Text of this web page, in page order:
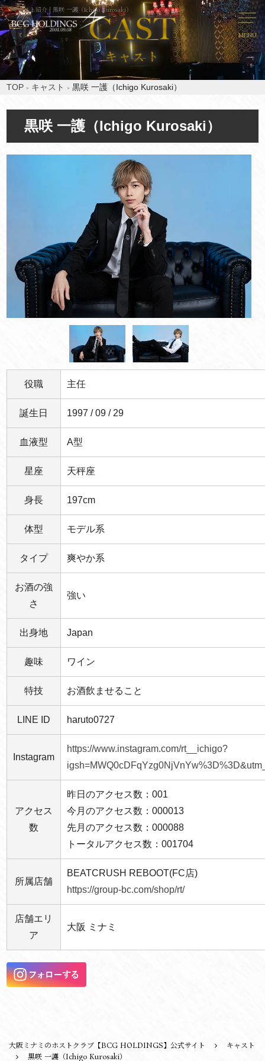
キャスト紹介 | 黒咲 一護（Ichigo Kurosaki）
MENU
TOP キャスト 黒咲 一護（Ichigo Kurosaki）
黒咲 一護（Ichigo Kurosaki）
役職 主任
誕生日 1997 / 09 / 29
血液型 A型
星座 天秤座
身長 197cm
体型 モデル系
タイプ 爽やか系
お酒の強
さ
強い
出身地 Japan
趣味 ワイン
特技 お酒飲ませること
LINE ID haruto0727
Instagram
https://www.instagram.com/rt__ichigo?
アクセス
数
昨日のアクセス数：001
今月のアクセス数：000013
先月のアクセス数：000088
トータルアクセス数：001704
所属店舗
BEATCRUSH REBOOT(FC店)
https://group-bc.com/shop/rt/
店舗エリ
ア
大阪 ミナミ
大阪ミナミのホストクラブ【BCG HOLDINGS】公式サイト
キャスト
黒咲 一護（Ichigo Kurosaki）